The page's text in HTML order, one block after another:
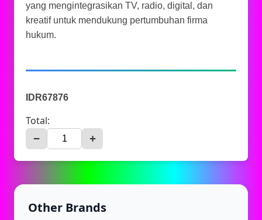
yang mengintegrasikan TV, radio, digital, dan
kreatif untuk mendukung pertumbuhan firma
hukum.
IDR67876
Total:
− +
Other Brands